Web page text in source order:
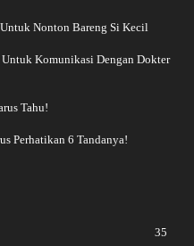
Nonton Bareng Si Kecil
Komunikasi Dengan Dokter
Tahu!
Perhatikan 6 Tandanya!
35